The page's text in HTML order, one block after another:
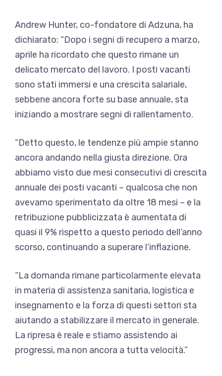
Andrew Hunter, co-fondatore di Adzuna, ha
dichiarato: “Dopo i segni di recupero a marzo,
aprile ha ricordato che questo rimane un
delicato mercato del lavoro. I posti vacanti
sono stati immersi e una crescita salariale,
sebbene ancora forte su base annuale, sta
iniziando a mostrare segni di rallentamento.
“Detto questo, le tendenze più ampie stanno
ancora andando nella giusta direzione. Ora
abbiamo visto due mesi consecutivi di crescita
annuale dei posti vacanti – qualcosa che non
avevamo sperimentato da oltre 18 mesi – e la
retribuzione pubblicizzata è aumentata di
quasi il 9% rispetto a questo periodo dell’anno
scorso, continuando a superare l’inflazione.
“La domanda rimane particolarmente elevata
in materia di assistenza sanitaria, logistica e
insegnamento e la forza di questi settori sta
aiutando a stabilizzare il mercato in generale.
La ripresa è reale e stiamo assistendo ai
progressi, ma non ancora a tutta velocità.”